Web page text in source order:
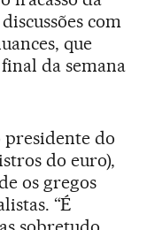
com
que
da semana
presidente do
do euro),
os gregos
“É